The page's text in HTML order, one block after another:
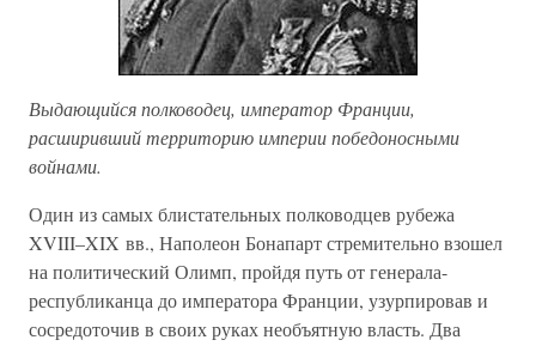
Выдающийся полководец, император Франции,
расширивший территорию империи победоносными
войнами.
Один из самых блистательных полководцев рубежа
XVIII–XIX вв., Наполеон Бонапарт стремительно взошел
на политический Олимп, пройдя путь от генерала-
республиканца до императора Франции, узурпировав и
сосредоточив в своих руках необъятную власть. Два